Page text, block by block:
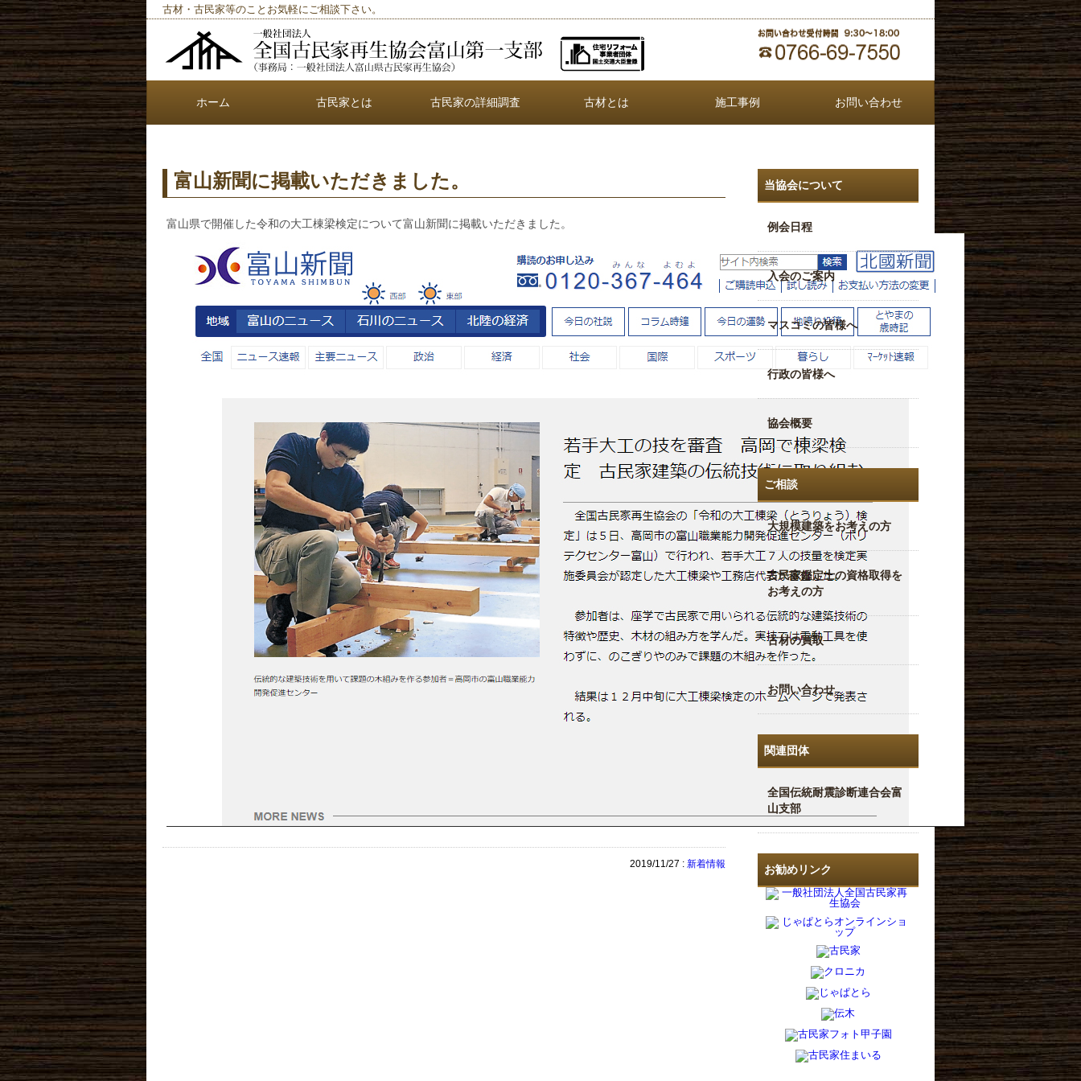
古材・古民家等のことお気軽にご相談下さい。
ホーム 古民家とは 古民家の詳細調査 古材とは 施工事例 お問い合わせ
富山新聞に掲載いただきました。
富山県で開催した令和の大工棟梁検定について富山新聞に掲載いただきました。
2019/11/27 : 新着情報
当協会について
例会日程
入会のご案内
マスコミの皆様へ
行政の皆様へ
協会概要
ご相談
大規模建築をお考えの方
古民家鑑定士の資格取得を
お考えの方
古材の買取
お問い合わせ
関連団体
全国伝統耐震診断連合会富
山支部
お勧めリンク